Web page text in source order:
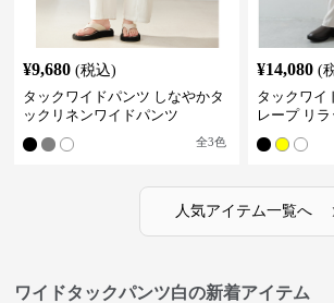
¥9,680 (税込)
タックワイドパンツ しなやかタ
ックリネンワイドパンツ
全3色
¥14,080 (
タックワイ
レープ リ
人気アイテム一覧へ
ワイドタックパンツ白の新着アイテム